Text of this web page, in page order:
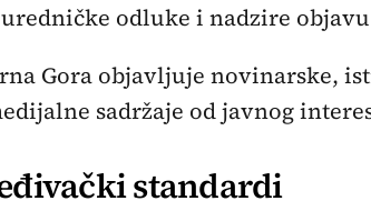
odluke i nadzire
Gora objavljuje novinarske,
sadržaje od javnog
standardi